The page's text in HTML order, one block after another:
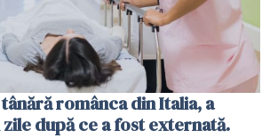
românca din Italia, a
după ce a fost externată.